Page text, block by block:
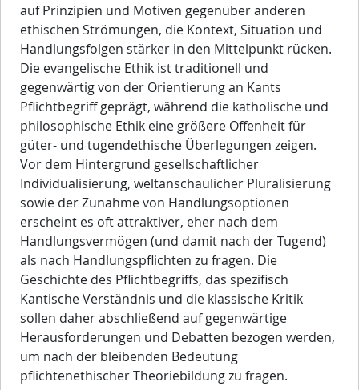
auf Prinzipien und Motiven gegenüber anderen
ethischen Strömungen, die Kontext, Situation und
Handlungsfolgen stärker in den Mittelpunkt rücken.
Die evangelische Ethik ist traditionell und
gegenwärtig von der Orientierung an Kants
Pflichtbegriff geprägt, während die katholische und
philosophische Ethik eine größere Offenheit für
güter- und tugendethische Überlegungen zeigen.
Vor dem Hintergrund gesellschaftlicher
Individualisierung, weltanschaulicher Pluralisierung
sowie der Zunahme von Handlungsoptionen
erscheint es oft attraktiver, eher nach dem
Handlungsvermögen (und damit nach der Tugend)
als nach Handlungspflichten zu fragen. Die
Geschichte des Pflichtbegriffs, das spezifisch
Kantische Verständnis und die klassische Kritik
sollen daher abschließend auf gegenwärtige
Herausforderungen und Debatten bezogen werden,
um nach der bleibenden Bedeutung
pflichtenethischer Theoriebildung zu fragen.